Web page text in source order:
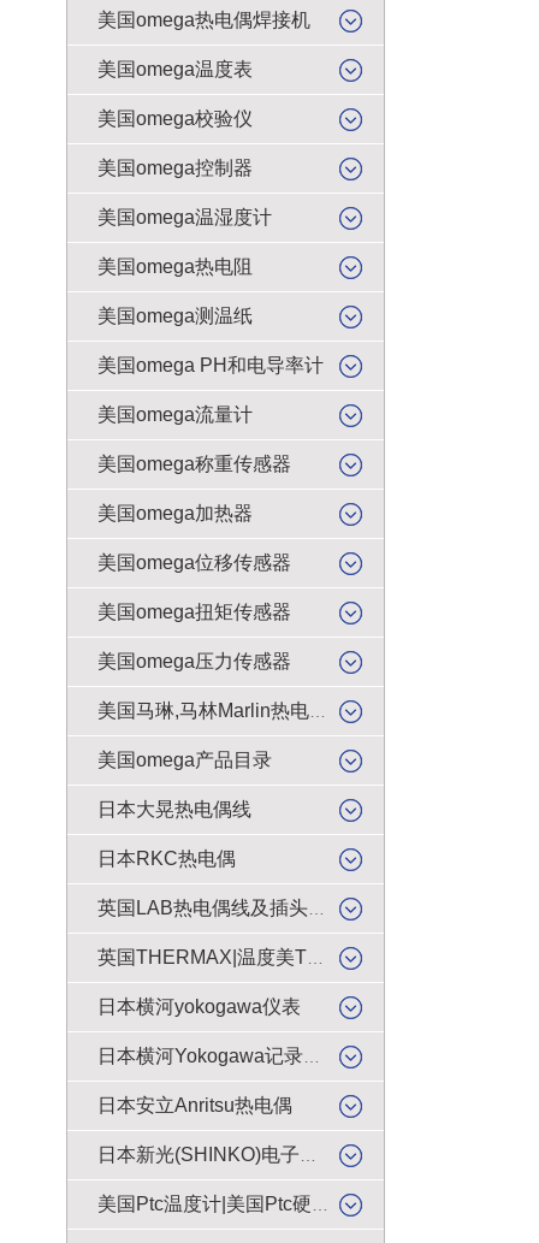
美国omega热电偶焊接机
美国omega温度表
美国omega校验仪
美国omega控制器
美国omega温湿度计
美国omega热电阻
美国omega测温纸
美国omega PH和电导率计
美国omega流量计
美国omega称重传感器
美国omega加热器
美国omega位移传感器
美国omega扭矩传感器
美国omega压力传感器
美国omega产品目录
日本大晃热电偶线
日本RKC热电偶
日本横河yokogawa仪表
日本安立Anritsu热电偶